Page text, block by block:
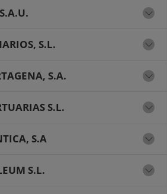
S.L.
S.A.
S.L.
S.A
S.L.